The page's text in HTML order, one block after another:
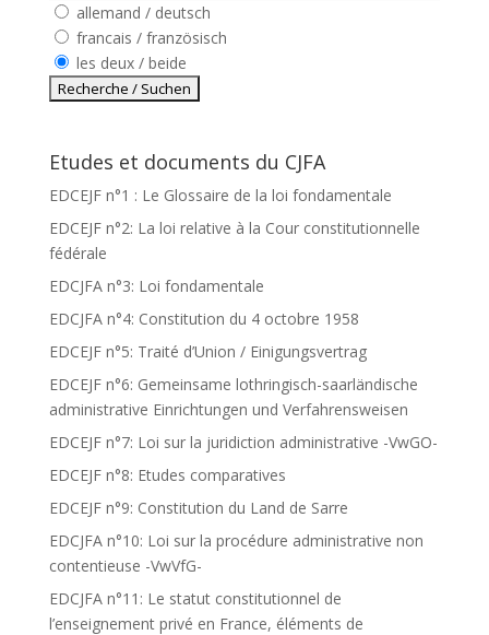
allemand / deutsch
francais / französisch
les deux / beide
Etudes et documents du CJFA
EDCEJF n°1 : Le Glossaire de la loi fondamentale
EDCEJF n°2: La loi relative à la Cour constitutionnelle
fédérale
EDCJFA n°3: Loi fondamentale
EDCJFA n°4: Constitution du 4 octobre 1958
EDCEJF n°5: Traité d’Union / Einigungsvertrag
EDCEJF n°6: Gemeinsame lothringisch-saarländische
administrative Einrichtungen und Verfahrensweisen
EDCEJF n°7: Loi sur la juridiction administrative -VwGO-
EDCEJF n°8: Etudes comparatives
EDCEJF n°9: Constitution du Land de Sarre
EDCJFA n°10: Loi sur la procédure administrative non
contentieuse -VwVfG-
EDCJFA n°11: Le statut constitutionnel de
l’enseignement privé en France, éléments de